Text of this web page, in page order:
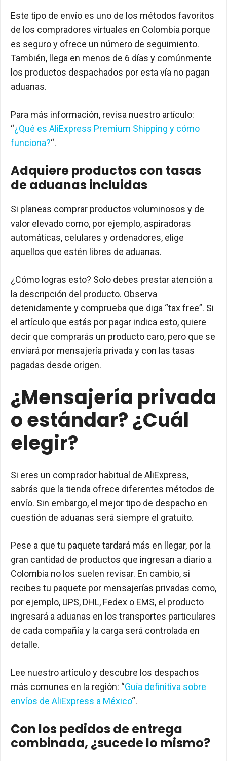
Este tipo de envío es uno de los métodos favoritos
de los compradores virtuales en Colombia porque
es seguro y ofrece un número de seguimiento.
También, llega en menos de 6 días y comúnmente
los productos despachados por esta vía no pagan
aduanas.
Para más información, revisa nuestro artículo:
“¿Qué es AliExpress Premium Shipping y cómo
funciona?“.
Adquiere productos con tasas
de aduanas incluidas
Si planeas comprar productos voluminosos y de
valor elevado como, por ejemplo, aspiradoras
automáticas, celulares y ordenadores, elige
aquellos que estén libres de aduanas.
¿Cómo logras esto? Solo debes prestar atención a
la descripción del producto. Observa
detenidamente y comprueba que diga “tax free”. Si
el artículo que estás por pagar indica esto, quiere
decir que comprarás un producto caro, pero que se
enviará por mensajería privada y con las tasas
pagadas desde origen.
¿Mensajería privada
o estándar? ¿Cuál
elegir?
Si eres un comprador habitual de AliExpress,
sabrás que la tienda ofrece diferentes métodos de
envío. Sin embargo, el mejor tipo de despacho en
cuestión de aduanas será siempre el gratuito.
Pese a que tu paquete tardará más en llegar, por la
gran cantidad de productos que ingresan a diario a
Colombia no los suelen revisar. En cambio, si
recibes tu paquete por mensajerías privadas como,
por ejemplo, UPS, DHL, Fedex o EMS, el producto
ingresará a aduanas en los transportes particulares
de cada compañía y la carga será controlada en
detalle.
Lee nuestro artículo y descubre los despachos
más comunes en la región: “Guía definitiva sobre
envíos de AliExpress a México“.
Con los pedidos de entrega
combinada, ¿sucede lo mismo?